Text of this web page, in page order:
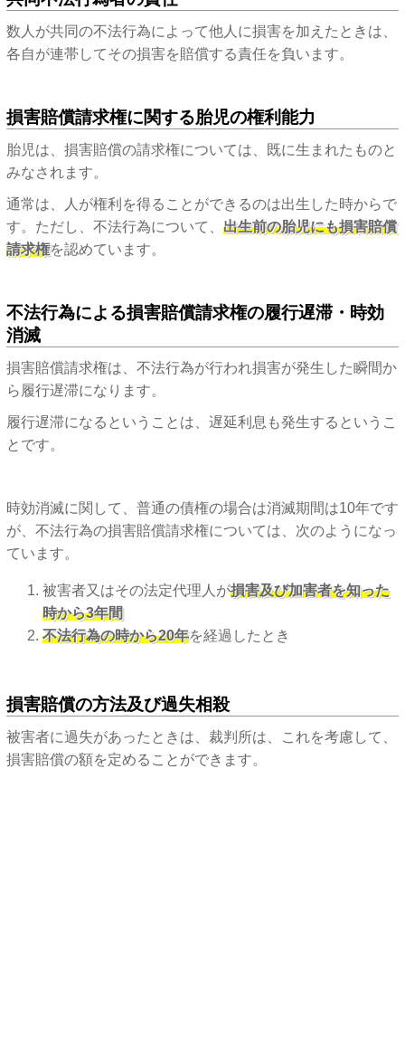
数人が共同の不法行為によって他人に損害を加えたときは、
各自が連帯してその損害を賠償する責任を負います。
損害賠償請求権に関する胎児の権利能力
胎児は、損害賠償の請求権については、既に生まれたものと
みなされます。
通常は、人が権利を得ることができるのは出生した時からで
す。ただし、不法行為について、 出生前の胎児にも損害賠償
請求権を認めています。
不法行為による損害賠償請求権の履行遅滞・時効
消滅
損害賠償請求権は、不法行為が行われ損害が発生した瞬間か
ら履行遅滞になります。
履行遅滞になるということは、遅延利息も発生するというこ
とです。
時効消滅に関して、普通の債権の場合は消滅期間は10年です
が、不法行為の損害賠償請求権については、次のようになっ
ています。
被害者又はその法定代理人が損害及び加害者を知った
時から3年間
不法行為の時から20年を経過したとき
損害賠償の方法及び過失相殺
被害者に過失があったときは、裁判所は、これを考慮して、
損害賠償の額を定めることができます。